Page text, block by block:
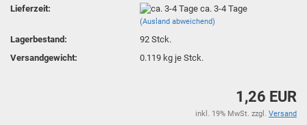
Lieferzeit:
ca. 3-4 Tage
(Ausland abweichend)
Lagerbestand: 92Stck.
Versandgewicht:
0.119 kg je Stck.
1,26 EUR
inkl. 19% MwSt. zzgl. Versand